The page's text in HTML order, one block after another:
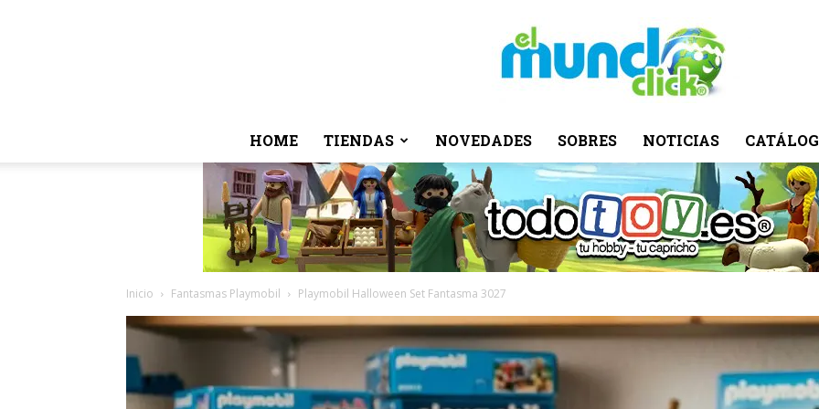
El
HOME TIENDAS NOVEDADES SOBRES NOTICIAS
Inicio Fantasmas Playmobil Playmobil Halloween Set Fantasma 3027